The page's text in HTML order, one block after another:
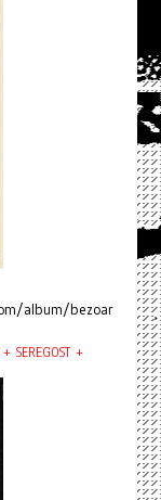
album/bezoar
SEREGOST +